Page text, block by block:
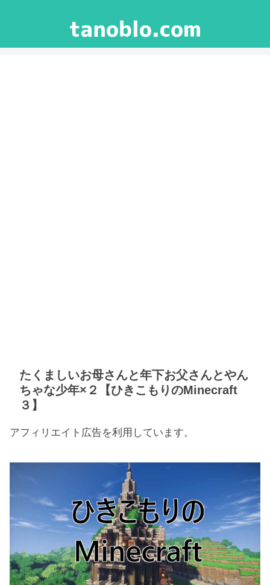
たくましいお母さんと年下お父さんとやん
ちゃな少年×２【ひきこもりのMinecraft
３】
アフィリエイト広告を利用しています。